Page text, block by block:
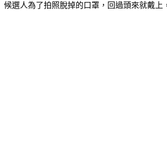
候選人為了拍照脫掉的口罩，回過頭來就戴上